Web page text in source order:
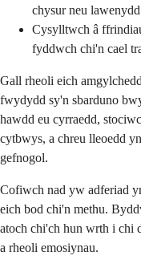
chysur neu
Cysylltwch â
fyddwch chi'n cael
Gall rheoli eich
fwydydd sy'n sbarduno
hawdd eu cyrraedd,
cytbwys, a chreu lleoedd
gefnogol.
Cofiwch nad yw adferiad
eich bod chi'n methu.
atoch chi'ch hun wrth i chi
a rheoli emosiynau.